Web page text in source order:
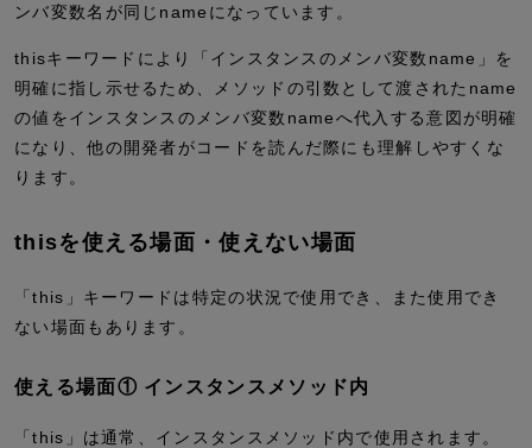
ンバ変数名が同じ name になっています。
thisキーワードにより「インスタンスのメンバ変数 name 」を
明確に指し示せるため、メソッドの引数として渡された name
の値をインスタンスのメンバ変数 nameへ代入する意図が明確
になり、他の開発者がコードを読んだ際にも理解しやすくな
ります。
thisを使える場面・使えない場面
「this」キーワードは特定の状況で使用でき、また使用でき
ない場面もあります。
使える場面① インスタンスメソッド内
「this」は通常、インスタンスメソッド内で使用されます。